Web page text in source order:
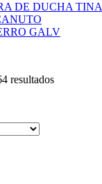
DE DUCHA TINA
GALV
resultados